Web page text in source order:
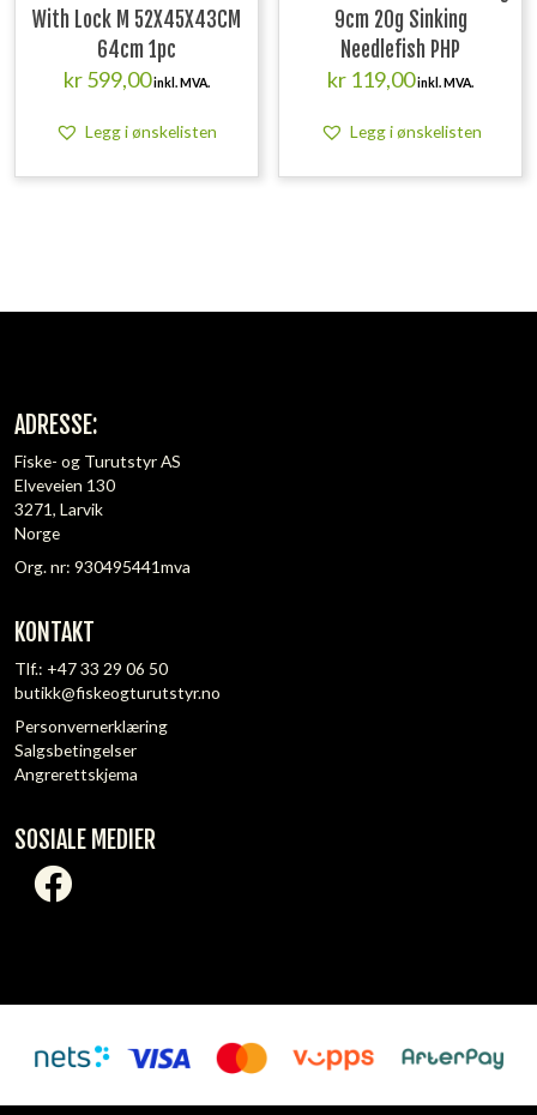
With Lock M 52X45X43CM
64cm 1pc
kr599,00inkl. MVA.
Legg i ønskelisten
9cm 20g Sinking
Needlefish PHP
kr 119,00inkl. MVA.
Legg i ønskelisten
ADRESSE:
Fiske- og Turutstyr AS
Elveveien 130
3271, Larvik
Norge
Org. nr: 930495441mva
KONTAKT
Tlf.: +47 33 29 06 50
butikk@fiskeogturutstyr.no
Personvernerklæring
Salgsbetingelser
Angrerettskjema
SOSIALE MEDIER